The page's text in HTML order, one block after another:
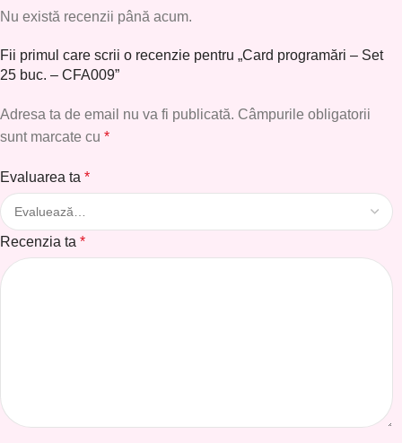
Nu există recenzii până acum.
Fii primul care scrii o recenzie pentru „Card programări – Set
25 buc. – CFA009”
Adresa ta de email nu va fi publicată. Câmpurile obligatorii
sunt marcate cu *
Evaluarea ta *
Recenzia ta *